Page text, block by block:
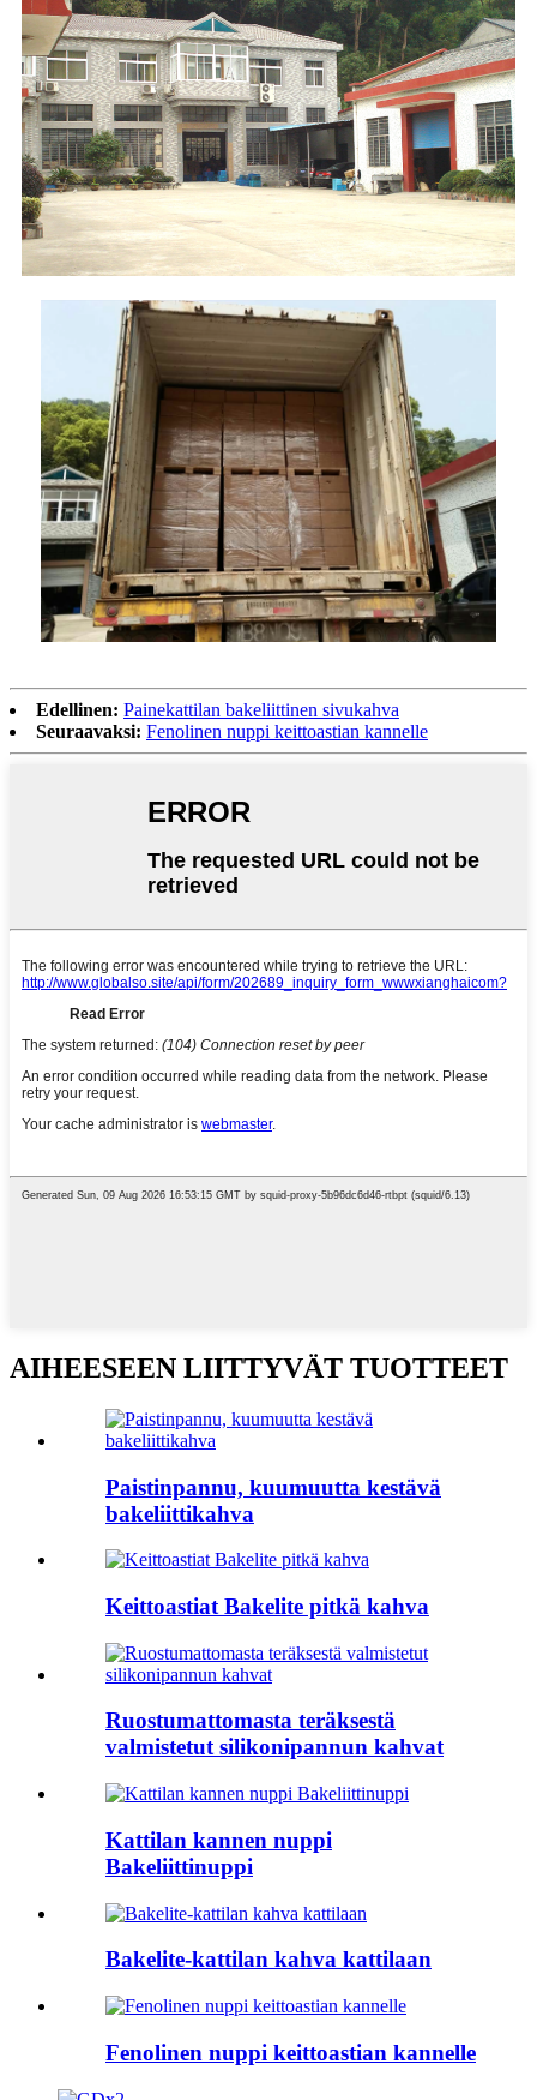
Edellinen: Painekattilan bakeliittinen sivukahva
Seuraavaksi: Fenolinen nuppi keittoastian kannelle
AIHEESEEN LIITTYVÄT TUOTTEET
Paistinpannu, kuumuutta kestävä
bakeliittikahva
Keittoastiat Bakelite pitkä kahva
Ruostumattomasta teräksestä
valmistetut silikonipannun kahvat
Kattilan kannen nuppi
Bakeliittinuppi
Bakelite-kattilan kahva kattilaan
Fenolinen nuppi keittoastian kannelle